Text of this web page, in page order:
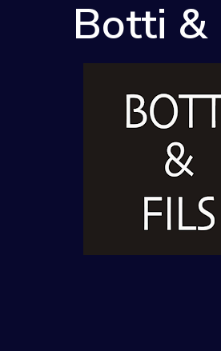
Botti &